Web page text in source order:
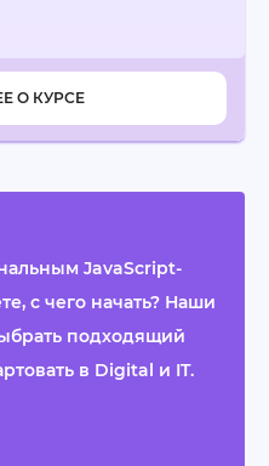
О КУРСЕ
JavaScript-
с чего начать? Наши
подходящий
в Digital и IT.